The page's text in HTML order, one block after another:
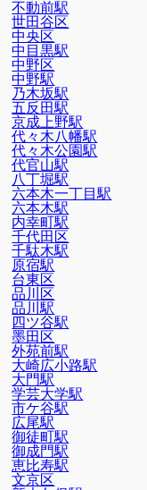
不動前駅
世田谷区
中央区
中目黒駅
中野区
中野駅
乃木坂駅
五反田駅
京成上野駅
代々木八幡駅
代々木公園駅
代官山駅
八丁堀駅
六本木一丁目駅
六本木駅
内幸町駅
千代田区
千駄木駅
原宿駅
台東区
品川区
品川駅
四ツ谷駅
墨田区
外苑前駅
大崎広小路駅
大門駅
学芸大学駅
市ケ谷駅
広尾駅
御徒町駅
御成門駅
恵比寿駅
文京区